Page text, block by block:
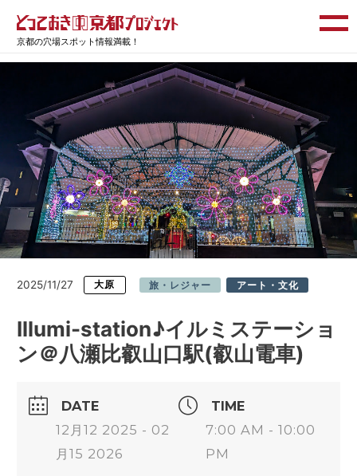
京都の穴場スポット情報満載！
2025/11/27 大原 旅・レジャー アート・文化
Illumi-station♪イルミステーショ
ン＠八瀬比叡山口駅(叡山電車)
DATE
12月12 2025 - 02
月15 2026
TIME
7:00 AM - 10:00
PM